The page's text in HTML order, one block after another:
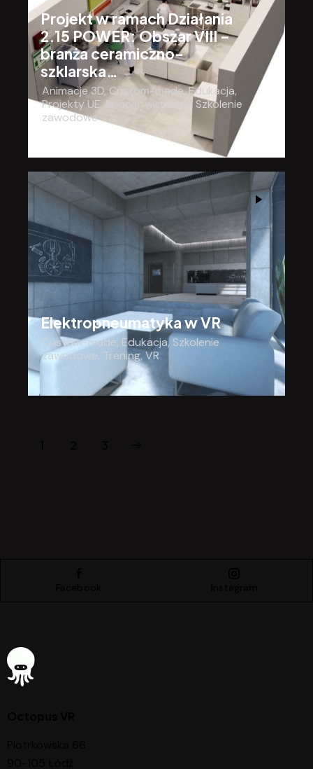
Projekt w ramach Działania
2.15 POWER: Obszar VIII –
branża ceramiczno-
szklarska…
Animacje 3D, Custom-made,Edukacja,
Projekty UE,Spacer wirtualny , Szkolenie
zawodowe
Elektropneumatyka w VR
Custom-made, Edukacja,Szkolenie
zawodowe, Trening,VR